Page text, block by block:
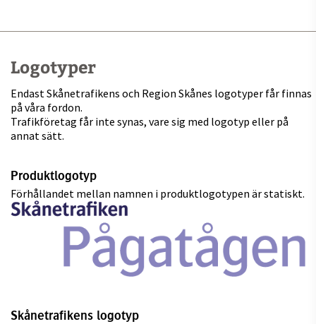
Logotyper
Endast Skånetrafikens och Region Skånes logotyper får finnas
på våra fordon.
Trafikföretag får inte synas, vare sig med logotyp eller på
annat sätt.
Produktlogotyp
Förhållandet mellan namnen i produktlogotypen är statiskt.
Skånetrafikens logotyp